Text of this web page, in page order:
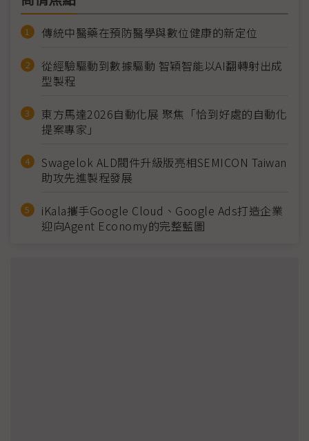
傳統中醫藥在預防醫學與數位健康的新定位
從經驗驅動到數據驅動 智穎智能以AI翻轉射出成
型製程
東方馬達2026自動化展 聚焦「恰到好處的自動化
提案專家」
Swagelok ALD閥件升級版亮相SEMICON Taiwan
助攻先進製程發展
iKala攜手Google Cloud、Google Ads打造企業
迎向Agent Economy的完整藍圖